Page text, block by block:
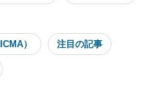
） 注目の記事